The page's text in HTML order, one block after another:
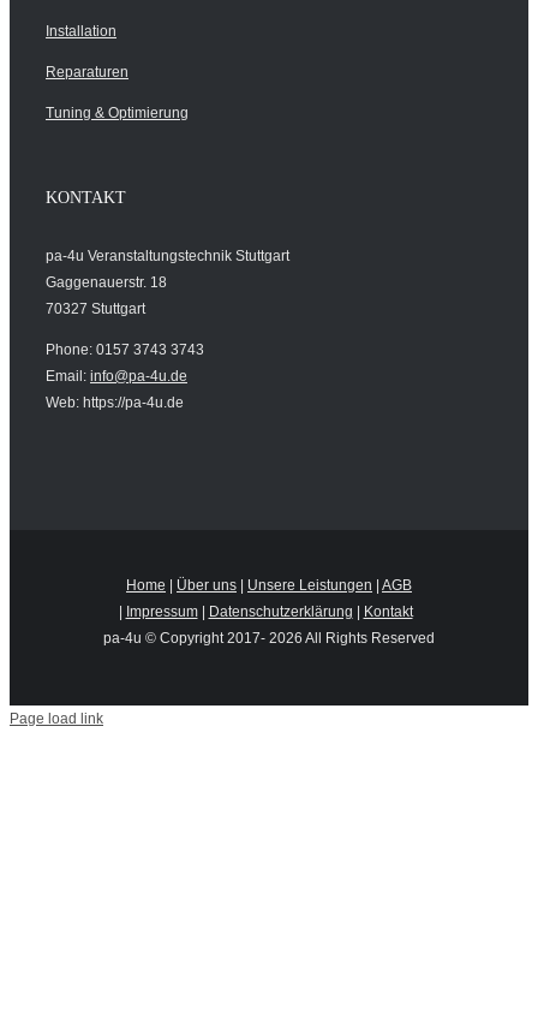
Installation
Reparaturen
Tuning & Optimierung
KONTAKT
pa-4u Veranstaltungstechnik Stuttgart
Gaggenauerstr. 18
70327 Stuttgart
Phone: 0157 3743 3743
Email: info@pa-4u.de
Web: https://pa-4u.de
Home Über uns Unsere Leistungen
AGB
Impressum| Datenschutzerklärung
Kontakt
pa-4u © Copyright 2017- 2026 All Rights Reserved
Page load link